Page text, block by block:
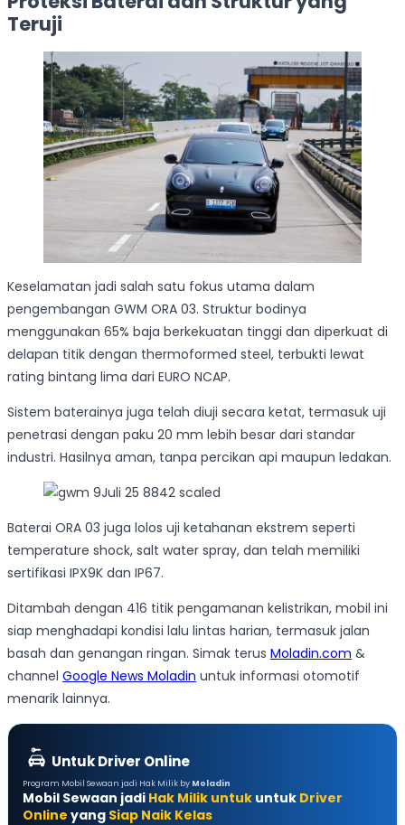
Teruji
Keselamatan jadi salah satu fokus utama dalam
pengembangan GWM ORA 03. Struktur bodinya
menggunakan 65% baja berkekuatan tinggi dan diperkuat di
delapan titik dengan thermoformed steel, terbukti lewat
rating bintang lima dari EURO NCAP.
Sistem baterainya juga telah diuji secara ketat, termasuk uji
penetrasi dengan paku 20 mm lebih besar dari standar
industri. Hasilnya aman, tanpa percikan api maupun ledakan.
Baterai ORA 03 juga lolos uji ketahanan ekstrem seperti
temperature shock, salt water spray, dan telah memiliki
sertifikasi IPX9K dan IP67.
Ditambah dengan 416 titik pengamanan kelistrikan, mobil ini
siap menghadapi kondisi lalu lintas harian, termasuk jalan
basah dan genangan ringan. Simak terus Moladin.com &
channel Google News Moladin untuk informasi otomotif
menarik lainnya.
Untuk Driver Online
Program Mobil Sewaan jadi Hak Milik by Moladin
Mobil Sewaan jadi Hak Milik untuk untuk Driver
Online yang Siap Naik Kelas